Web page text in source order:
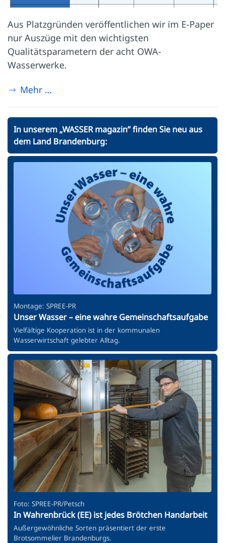
Aus Platzgründen veröffentlichen wir im E-Paper
nur Auszüge mit den wichtigsten
Qualitätsparametern der acht OWA-
Wasserwerke.
Mehr …
In unserem „WASSER magazin” finden Sie neu aus
dem Land Brandenburg:
Montage: SPREE-PR
Unser Wasser – eine wahre Gemeinschaftsaufgabe
Vielfältige Kooperation ist in der kommunalen
Wasserwirtschaft gelebter Alltag.
Foto: SPREE-PR/Petsch
In Wahrenbrück (EE) ist jedes Brötchen Handarbeit
Außergewöhnliche Sorten präsentiert der erste
Brotsommelier Brandenburgs.